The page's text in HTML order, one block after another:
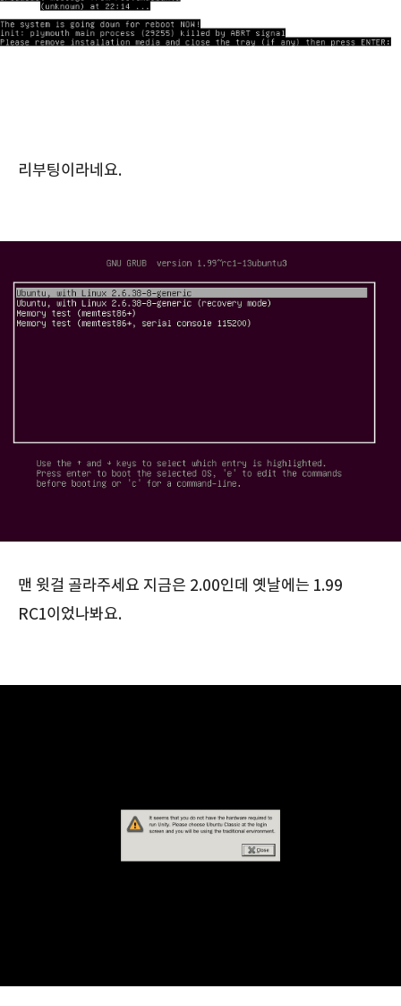
리부팅이라네요.
맨 윗걸 골라주세요 지금은 2.00인데 옛날에는 1.99
RC1이었나봐요.